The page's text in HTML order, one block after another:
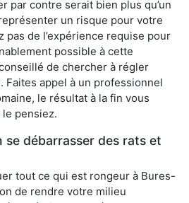
par contre serait bien plus qu’un
un risque pour votre
pas de l’expérience requise pour
possible à cette
de chercher à régler
Faites appel à un professionnel
le résultat à la fin vous
pensiez.
débarrasser des rats et
tout ce qui est rongeur à Bures-
de rendre votre milieu